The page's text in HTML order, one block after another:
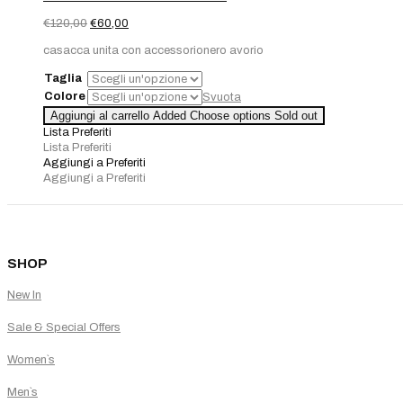
€120,00 Il
originale
€120,00.
€60,00
attuale
€60,00.
casacca unita con accessorionero avorio
Taglia
Colore
Svuota
Aggiungi al carrello Added Choose options Sold out
Lista Preferiti
Lista Preferiti
Aggiungi a Preferiti
Aggiungi a Preferiti
SHOP
New In
Sale & Special Offers
Women`s
Men`s